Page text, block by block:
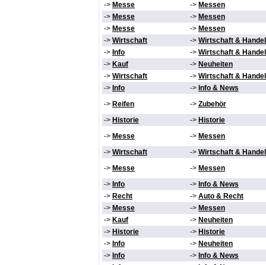
-> Messe -> Messen
-> Messe -> Messen
-> Messe -> Messen
-> Wirtschaft -> Wirtschaft & Handel
-> Info -> Wirtschaft & Handel
-> Kauf -> Neuheiten
-> Wirtschaft -> Wirtschaft & Handel
-> Info -> Info & News
-> Reifen -> Zubehör
-> Historie -> Historie
-> Messe -> Messen
-> Wirtschaft -> Wirtschaft & Handel
-> Messe -> Messen
-> Info -> Info & News
-> Recht -> Auto & Recht
-> Messe -> Messen
-> Kauf -> Neuheiten
-> Historie -> Historie
-> Info -> Neuheiten
-> Info -> Info & News